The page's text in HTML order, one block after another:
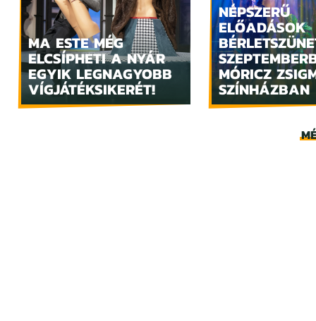
MA ESTE MÉG
ELCSÍPHETI A NYÁR
EGYIK LEGNAGYOBB
VÍGJÁTÉKSIKERÉT!
NÉPSZERŰ
ELŐADÁSOK
MÓRICZ
SZÍNHÁZBAN